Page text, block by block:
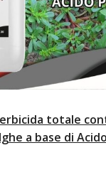
erbicida totale
a base di